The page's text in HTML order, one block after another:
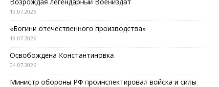
19.07.2026
«Богини отечественного производства»
19.07.2026
Освобождена Константиновка
04.07.2026
Министр обороны РФ проинспектировал войска и силы